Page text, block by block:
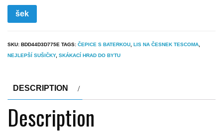
šek
SKU: BDD44D3D775E TAGS: ČEPICE S BATERKOU LIS NA ČESNEK TESCOMA
NEJLEPŠÍ SUŠIČKY, SKÁKACÍ HRAD DO BYTU
DESCRIPTION
Description